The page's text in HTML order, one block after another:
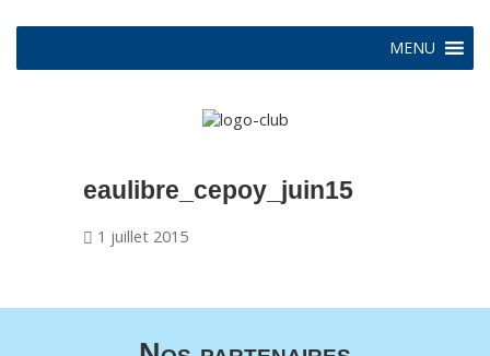
MENU
eaulibre_cepoy_juin15
1 juillet 2015